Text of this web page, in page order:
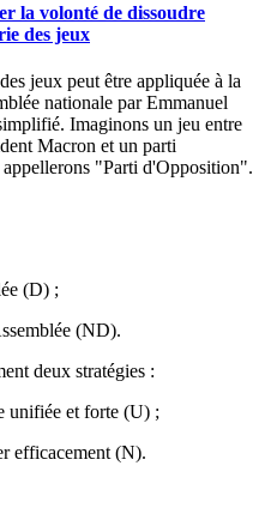
la volonté de dissoudre
des jeux
jeux peut être appliquée à la
nationale par Emmanuel
Imaginons un jeu entre
Macron et un parti
"Parti d'Opposition".
(D) ;
(ND).
deux stratégies :
unifiée et forte (U) ;
efficacement (N).